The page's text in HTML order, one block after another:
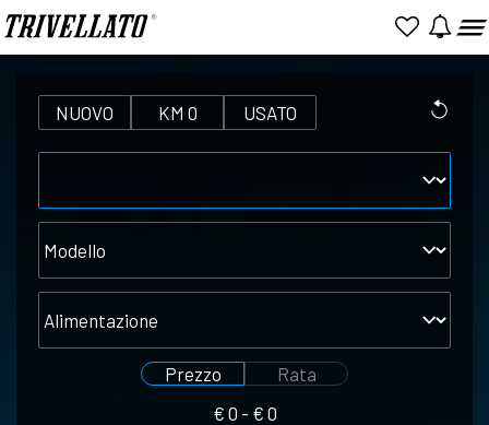
NUOVO KM 0 USATO
Prezzo
Rata
€ 0 - € 0